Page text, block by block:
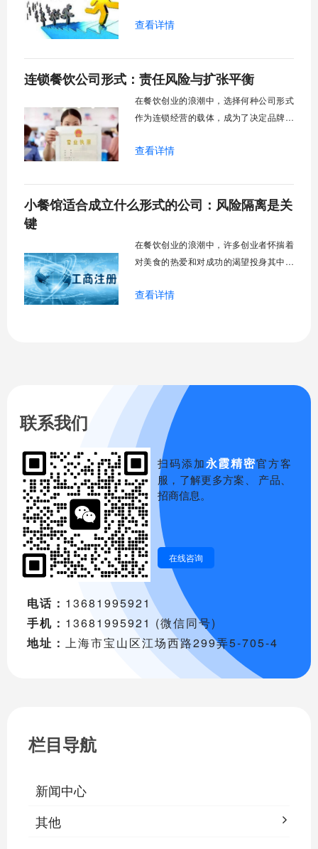
的法律程序，实则深远地影响着企业日后
牌形象。是选择常见的有限责任公司，还
是考虑个体工商户或合伙企业？不同的餐
查看详情
连锁餐饮公司形式：责任风险与扩张平衡
在餐饮创业的浪潮中，选择何种公司形式
作为连锁经营的载体，成为了决定品牌能
能更关注菜品口味和店铺装修，但一个合
骨架。它不仅仅是法律上的一个名称，更
关系到风险隔离能力、融资可能性、管理
查看详情
小餐馆适合成立什么形式的公司：风险隔离是关
键
在餐饮创业的浪潮中，许多创业者怀揣着
对美食的热爱和对成功的渴望投身其中，
的抉择常常被忽视——选择合适的公司形
查看详情
联系我们
扫码添加永霞精密官方客
服，了解更多方案、 产品、
招商信息。
在线咨询
电话： 13681995921
手机： 13681995921 (微信同号)
地址： 上海市宝山区江场西路299弄5-705-4
栏目导航
新闻中心
其他